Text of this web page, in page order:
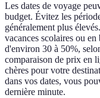
Les dates de voyage
budget. Évitez les
généralement plus
vacances scolaires ou
d'environ 30 à 50%,
comparaison de prix en
chères pour votre
dans vos dates, vous
dernière minute.